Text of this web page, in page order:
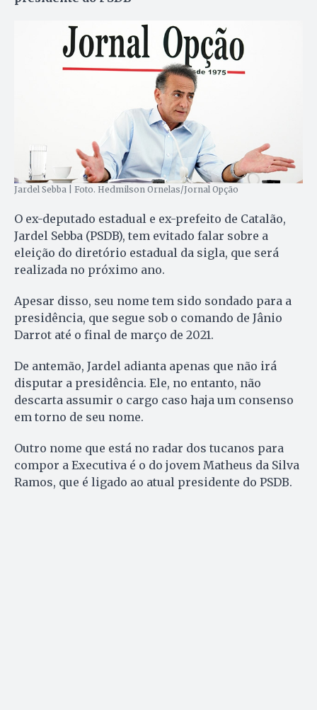
Jardel Sebba | Foto. Hedmilson Ornelas/Jornal Opção
O ex-deputado estadual e ex-prefeito de Catalão,
Jardel Sebba (PSDB), tem evitado falar sobre a
eleição do diretório estadual da sigla, que será
realizada no próximo ano.
Apesar disso, seu nome tem sido sondado para a
presidência, que segue sob o comando de Jânio
Darrot até o final de março de 2021.
De antemão, Jardel adianta apenas que não irá
disputar a presidência. Ele, no entanto, não
descarta assumir o cargo caso haja um consenso
em torno de seu nome.
Outro nome que está no radar dos tucanos para
compor a Executiva é o do jovem Matheus da Silva
Ramos, que é ligado ao atual presidente do PSDB.